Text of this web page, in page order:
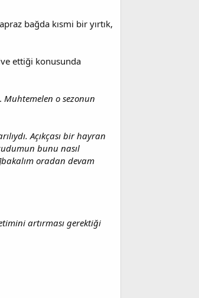
bağda kısmi bir yırtık,
ettiği konusunda
Muhtemelen o sezonun
Açıkçası bir hayran
bunu nasıl
oradan devam
artırması gerektiği